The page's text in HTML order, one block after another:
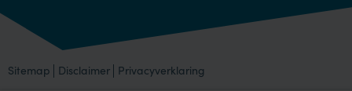
Sitemap Disclaimer Privacyverklaring